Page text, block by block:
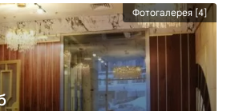
Фотогалерея [4]